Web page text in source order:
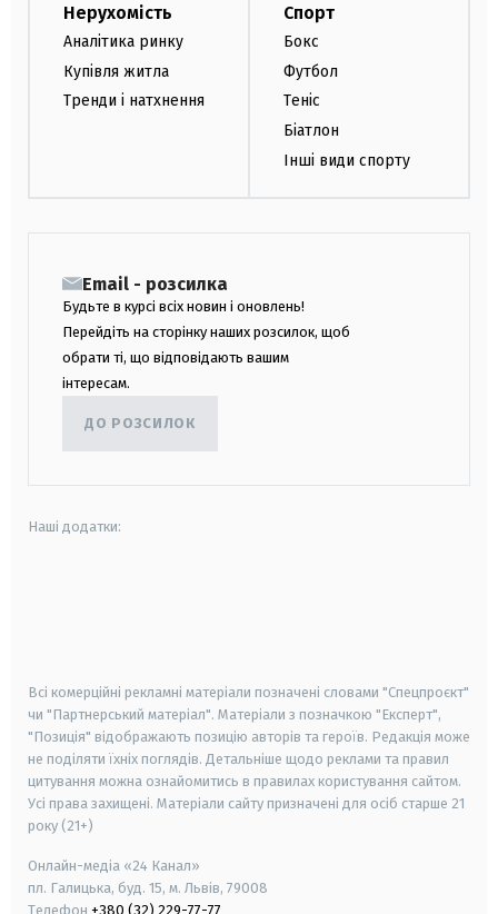
Нерухомість
Аналітика ринку
Купівля житла
Тренди і натхнення
Спорт
Бокс
Футбол
Теніс
Біатлон
Інші види спорту
Email - розсилка
Будьте в курсі всіх новин і оновлень!
Перейдіть на сторінку наших розсилок, щоб
обрати ті, що відповідають вашим
інтересам.
ДО РОЗСИЛОК
Наші додатки:
Всі комерційні рекламні матеріали позначені словами "Спецпроєкт"
чи "Партнерський матеріал". Матеріали з позначкою "Експерт",
"Позиція" відображають позицію авторів та героїв. Редакція може
не поділяти їхніх поглядів. Детальніше щодо реклами та правил
цитування можна ознайомитись в правилах користування сайтом.
Усі права захищені. Матеріали сайту призначені для осіб старше 21
року (21+)
Онлайн-медіа «24 Канал»
пл. Галицька, буд. 15, м. Львів, 79008
Телефон +380 (32) 229-77-77